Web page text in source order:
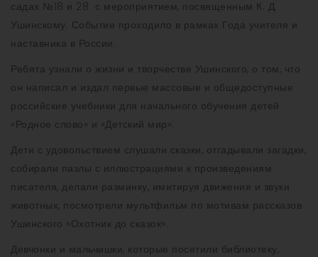
садах №18 и 28 с мероприятием, посвященным К. Д.
Ушинскому. Событие проходило в рамках Года учителя и
наставника в России.
Ребята узнали о жизни и творчестве Ушинского, о том, что
он написал и издал первые массовые и общедоступные
российские учебники для начального обучения детей
«Родное слово» и «Детский мир».
Дети с удовольствием слушали сказки, отгадывали загадки,
собирали пазлы с иллюстрациями к произведениям
писателя, делали разминку, имитируя движения и звуки
животных, посмотрели мультфильм по мотивам рассказов
Ушинского «Охотник до сказок».
Девчонки и мальчишки, которые посетили библиотеку,